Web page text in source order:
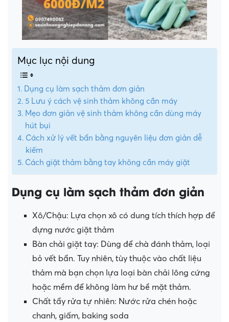
Mục lục nội dung
Dụng cụ làm sạch thảm đơn giản
5 Lưu ý cách vệ sinh thảm không cần máy
Mẹo đơn giản vệ sinh thảm không cần dùng máy
hút bụi
Cách xử lý vết bẩn bằng nguyên liệu đơn giản dễ
kiếm
Cách giặt thảm bằng tay không cần máy giặt
Dụng cụ làm sạch thảm đơn giản
Xô/Chậu: Lựa chọn xô có dung tích thích hợp để
đựng nước giặt thảm
Bàn chải giặt tay: Dùng để chà đánh thảm, loại
bỏ vết bẩn. Tuy nhiên, tùy thuộc vào chất liệu
thảm mà bạn chọn lựa loại bàn chải lông cứng
hoặc mềm để không làm hư bề mặt thảm.
Chất tẩy rửa tự nhiên: Nước rửa chén hoặc
chanh, giấm, baking soda